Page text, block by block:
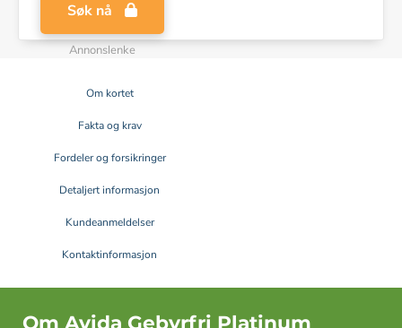
Søk nå
Annonslenke
Om kortet
Fakta og krav
Fordeler og forsikringer
Detaljert informasjon
Kundeanmeldelser
Kontaktinformasjon
Om Avida Gebyrfri Platinum